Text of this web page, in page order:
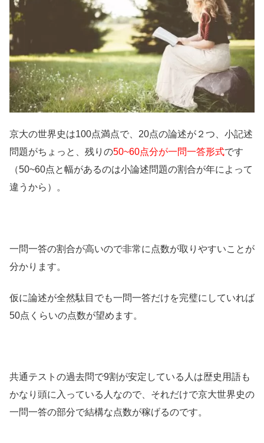
京大の世界史は100点満点で、20点の論述が２つ、小記述
問題がちょっと、残りの50~60点分が一問一答形式です
（50~60点と幅があるのは小論述問題の割合が年によって
違うから）。
一問一答の割合が高いので非常に点数が取りやすいことが
分かります。
仮に論述が全然駄目でも一問一答だけを完璧にしていれば
50点くらいの点数が望めます。
共通テストの過去問で9割が安定している人は歴史用語も
かなり頭に入っている人なので、それだけで京大世界史の
一問一答の部分で結構な点数が稼げるのです。